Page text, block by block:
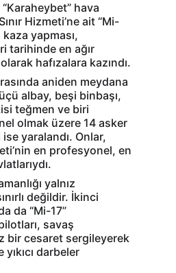
hava
Hizmeti’ne ait “Mi-
yapması,
tarihinde en ağır
hafızalara kazındı.
aniden meydana
albay, beşi binbaşı,
teğmen ve biri
olmak üzere 14 asker
yaralandı. Onlar,
en profesyonel, en
yalnız
değildir. İkinci
da “Mi-17”
savaş
bir cesaret sergileyerek
darbeler